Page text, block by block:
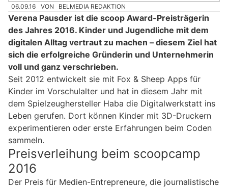
06.09.16 VON BELMEDIA REDAKTION
Verena Pausder ist die scoop Award-Preisträgerin
des Jahres 2016. Kinder und Jugendliche mit dem
digitalen Alltag vertraut zu machen – diesem Ziel hat
sich die erfolgreiche Gründerin und Unternehmerin
voll und ganz verschrieben.
Seit 2012 entwickelt sie mit Fox & Sheep Apps für
Kinder im Vorschulalter und hat in diesem Jahr mit
dem Spielzeughersteller Haba die Digitalwerkstatt ins
Leben gerufen. Dort können Kinder mit 3D-Druckern
experimentieren oder erste Erfahrungen beim Coden
sammeln.
Preisverleihung beim scoopcamp
2016
Der Preis für Medien-Entrepreneure, die journalistische